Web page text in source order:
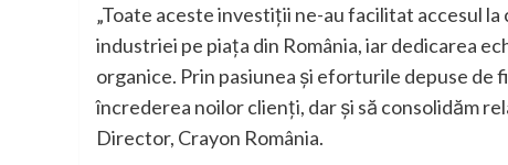
„Toate aceste investiții ne-au facilitat accesul
industriei pe piața din România, iar dedicarea
organice. Prin pasiunea și eforturile depuse de
încrederea noilor clienți, dar și să consolidăm
Director, Crayon România.